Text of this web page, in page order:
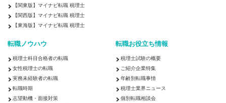
【関東版】マイナビ転職 税理士
【関西版】マイナビ転職 税理士
【東海版】マイナビ転職 税理士
転職ノウハウ
税理士科目合格者の転職
女性税理士の転職
実務未経験者の転職
転職時期
志望動機・面接対策
転職お役立ち情報
税理士試験の概要
ご紹介企業特集
年齢別転職事情
税理士業界ニュース
個別転職相談会